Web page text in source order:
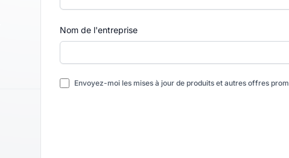
Nom de l'entreprise
Envoyez-moi les mises à jour de produits et autres offres